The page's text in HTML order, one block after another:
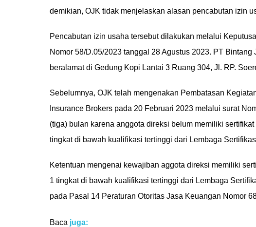
demikian, OJK tidak menjelaskan alasan pencabutan izin
Pencabutan izin usaha tersebut dilakukan melalui
Nomor 58/D.05/2023 tanggal 28 Agustus 2023. PT
beralamat di Gedung Kopi Lantai 3 Ruang 304, Jl. RP.
Sebelumnya, OJK telah mengenakan Pembatasan
Insurance Brokers pada 20 Februari 2023 melalui surat
(tiga) bulan karena anggota direksi belum memiliki
tingkat di bawah kualifikasi tertinggi dari Lembaga
Ketentuan mengenai kewajiban aggota direksi memiliki
1 tingkat di bawah kualifikasi tertinggi dari Lembaga
pada Pasal 14 Peraturan Otoritas Jasa Keuangan Nomor
Baca juga: